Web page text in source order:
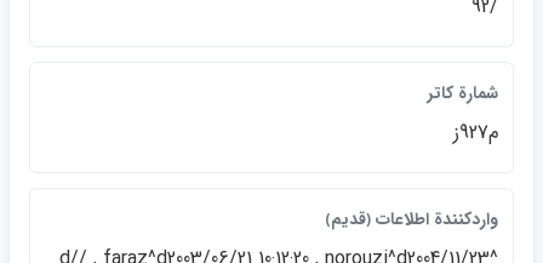
/92
شمارة كاتر
م927ز
واردكنندة اطلاعات ﴿قديم﴾